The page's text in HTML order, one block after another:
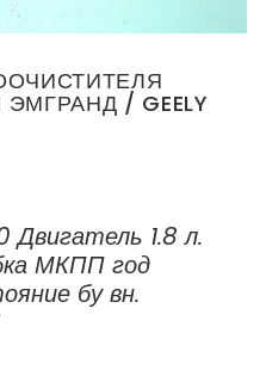
/ GEELY
Двигатель 1.8 л.
МКПП год
бу вн.